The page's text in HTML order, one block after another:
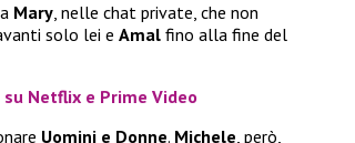
Mary, nelle chat private, che non
solo lei e Amal fino alla fine del
Netflix e Prime Video
Uomini e Donne. Michele, però,